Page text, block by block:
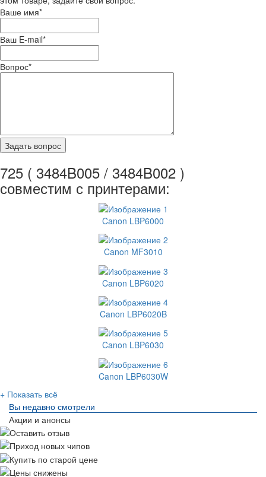
Ваше имя*
Ваш E-mail*
Вопрос*
725 ( 3484B005 / 3484B002 )
совместим с принтерами:
Canon LBP6000
Canon MF3010
Canon LBP6020
Canon LBP6020B
Canon LBP6030
Canon LBP6030W
+ Показать всё
Вы недавно смотрели
Акции и анонсы